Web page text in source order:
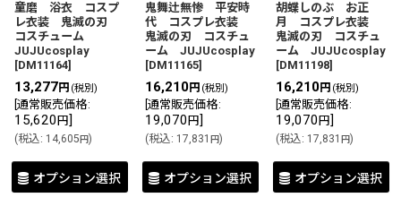
童磨 浴衣 コスプ
レ衣装 鬼滅の刃
コスチューム
JUJUcosplay
[DM11164]
13,277円 (税別)
通常販売価格:
15,620 円]
(税込: 14,605円)
オプション選択
鬼舞辻無惨 平安時
代 コスプレ衣装
鬼滅の刃 コスチュ
ーム JUJUcosplay
[DM11165]
16,210円 (税別)
通常販売価格:
19,070 円]
(税込: 17,831 円)
オプション選択
胡蝶しのぶ お正
月 コスプレ衣装
鬼滅の刃 コスチュ
ーム JUJUcosplay
[DM11198]
16,210円 (税別)
通常販売価格:
19,070 円]
(税込: 17,831 円)
オプション選択